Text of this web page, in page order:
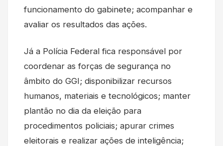
funcionamento do gabinete; acompanhar e
avaliar os resultados das ações.
Já a Polícia Federal fica responsável por
coordenar as forças de segurança no
âmbito do GGI; disponibilizar recursos
humanos, materiais e tecnológicos; manter
plantão no dia da eleição para
procedimentos policiais; apurar crimes
eleitorais e realizar ações de inteligência;